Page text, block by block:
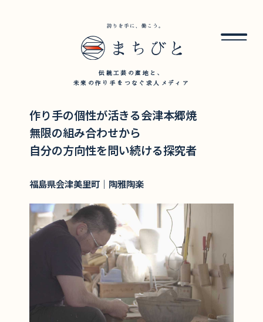
伝統工芸の産地と、
未来の作り手をつなぐ求人メディア
作り手の個性が活きる会津本郷焼
無限の組み合わせから
自分の方向性を問い続ける探究者
福島県会津美里町｜陶雅陶楽